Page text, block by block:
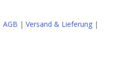
AGB | Versand & Lieferung|